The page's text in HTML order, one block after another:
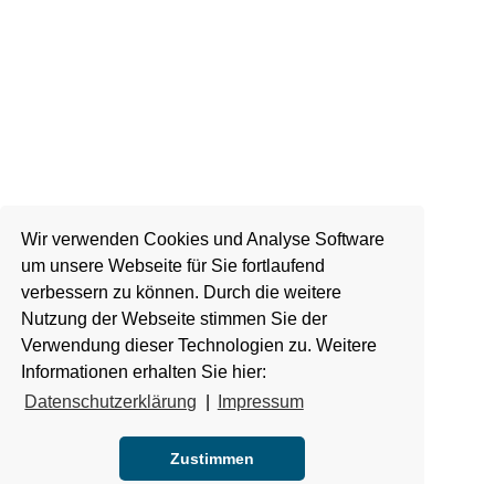
Wir verwenden Cookies und Analyse Software
um unsere Webseite für Sie fortlaufend
verbessern zu können. Durch die weitere
Nutzung der Webseite stimmen Sie der
Verwendung dieser Technologien zu. Weitere
Informationen erhalten Sie hier:
Datenschutzerklärung
Impressum
Zustimmen